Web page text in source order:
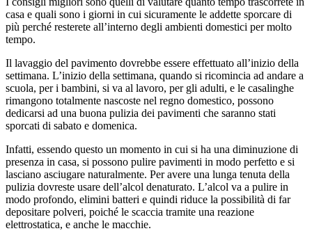
casa e quali sono i giorni in cui sicuramente le addette sporcare di
più perché resterete all’interno degli ambienti domestici per molto
tempo.
Il lavaggio del pavimento dovrebbe essere effettuato all’inizio della
settimana. L’inizio della settimana, quando si ricomincia ad andare a
scuola, per i bambini, si va al lavoro, per gli adulti, e le casalinghe
rimangono totalmente nascoste nel regno domestico, possono
dedicarsi ad una buona pulizia dei pavimenti che saranno stati
sporcati di sabato e domenica.
Infatti, essendo questo un momento in cui si ha una diminuzione di
presenza in casa, si possono pulire pavimenti in modo perfetto e si
lasciano asciugare naturalmente. Per avere una lunga tenuta della
pulizia dovreste usare dell’alcol denaturato. L’alcol va a pulire in
modo profondo, elimini batteri e quindi riduce la possibilità di far
depositare polveri, poiché le scaccia tramite una reazione
elettrostatica, e anche le macchie.